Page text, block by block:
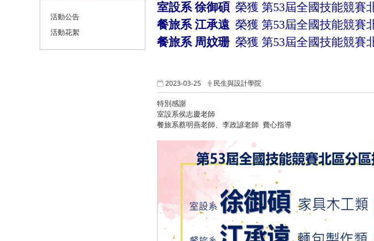
活動公告
活動花絮
室設系 徐御碩 榮獲 第53屆全國技能競賽
餐旅系 江承遠 榮獲 第53屆全國技能競賽
餐旅系 周妏珊 榮獲 第53屆全國技能競賽
2023-03-25 民生與設計學院
特別感謝
室設系侯志慶老師
餐旅系蔡明燕老師、李政諺老師 費心指導